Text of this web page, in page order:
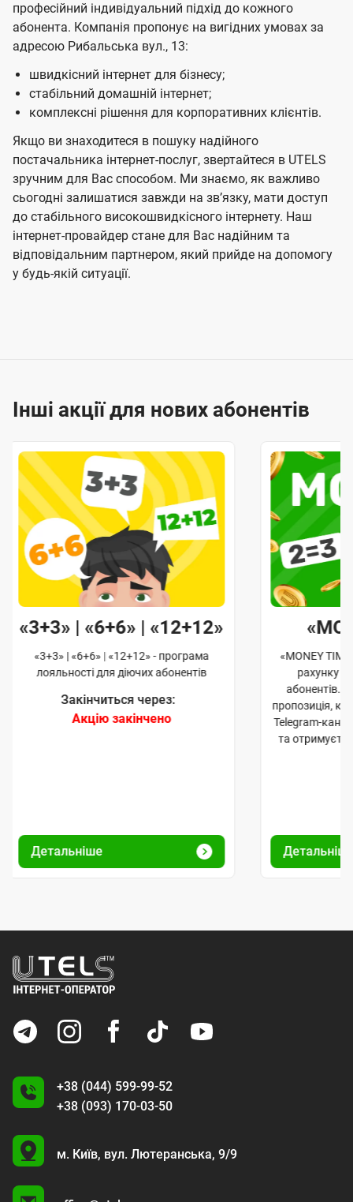
професійний індивідуальний підхід до кожного
абонента. Компанія пропонує на вигідних умовах за
адресою Рибальська вул., 13:
швидкісний інтернет для бізнесу;
стабільний домашній інтернет;
комплексні рішення для корпоративних клієнтів.
Якщо ви знаходитеся в пошуку надійного
постачальника інтернет-послуг, звертайтеся в UTELS
зручним для Вас способом. Ми знаємо, як важливо
сьогодні залишатися завжди на звʼязку, мати доступ
до стабільного високошвидкісного інтернету. Наш
інтернет-провайдер стане для Вас надійним та
відповідальним партнером, який прийде на допомогу
у будь-якій ситуації.
Інші акції для нових абонентів
«3+3» | «6+6» | «12+12»
«3+3» | «6+6» | «12+12» - програма
лояльності для діючих абонентів
Закінчиться через:
Акцію закінчено
Детальніше
«MONEY
рахунку
абонентів.
пропозиція,
Telegram-
та
+38 (044) 599-99-52
+38 (093) 170-03-50
U
м. Київ, вул. Лютеранська, 9/9